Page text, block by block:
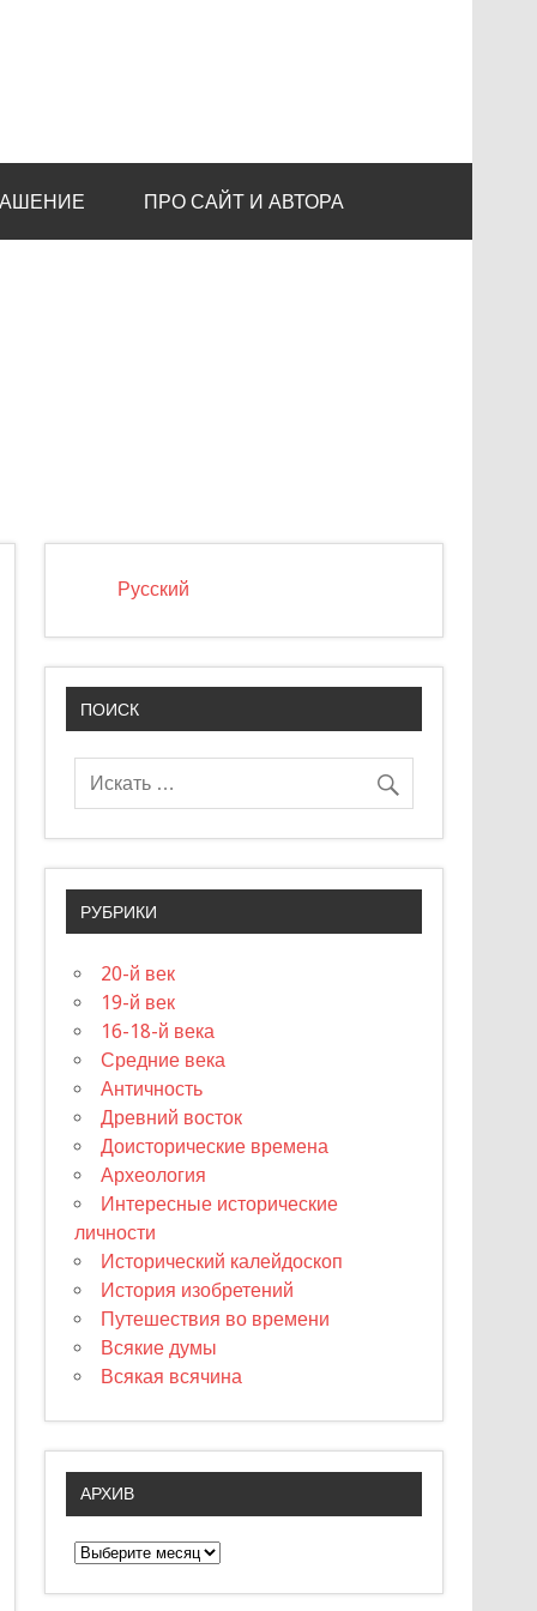
ПРО САЙТ И АВТОРА
Русский
ПОИСК
РУБРИКИ
20-й век
19-й век
16-18-й века
Средние века
Античность
Древний восток
Доисторические времена
Археология
Интересные исторические
личности
Исторический калейдоскоп
История изобретений
Путешествия во времени
Всякие думы
Всякая всячина
АРХИВ
А
р
х